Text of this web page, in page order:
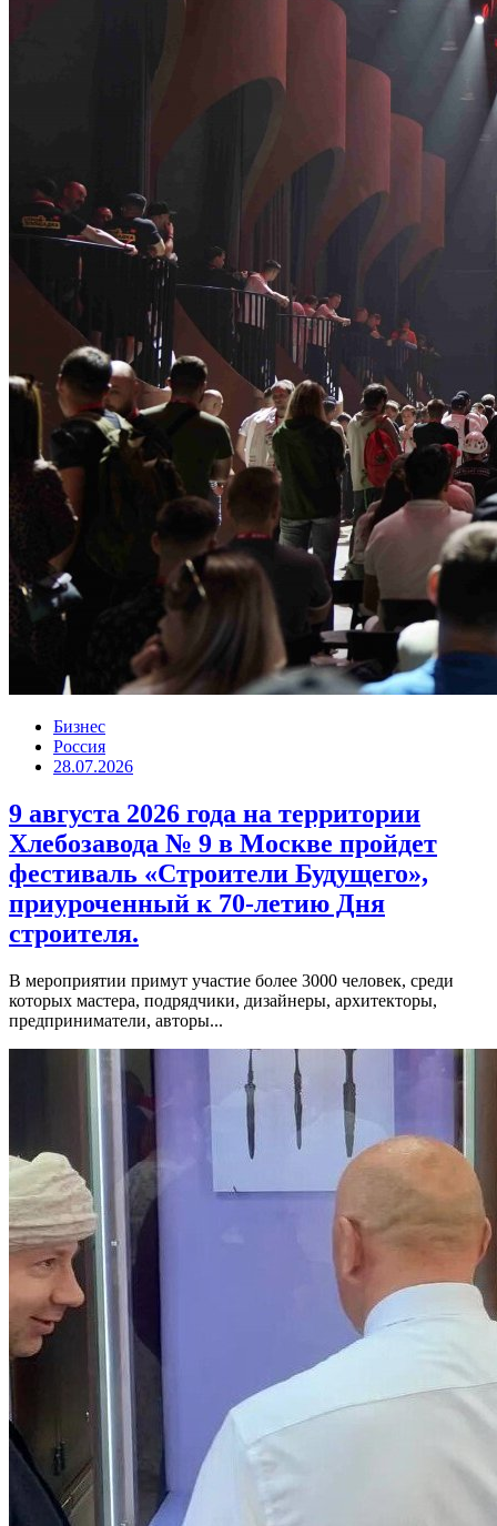
Бизнес
Россия
28.07.2026
9 августа 2026 года на территории
Хлебозавода № 9 в Москве пройдет
фестиваль «Строители Будущего»,
приуроченный к 70-летию Дня
строителя.
В мероприятии примут участие более 3000 человек, среди
которых мастера, подрядчики, дизайнеры, архитекторы,
предприниматели, авторы...